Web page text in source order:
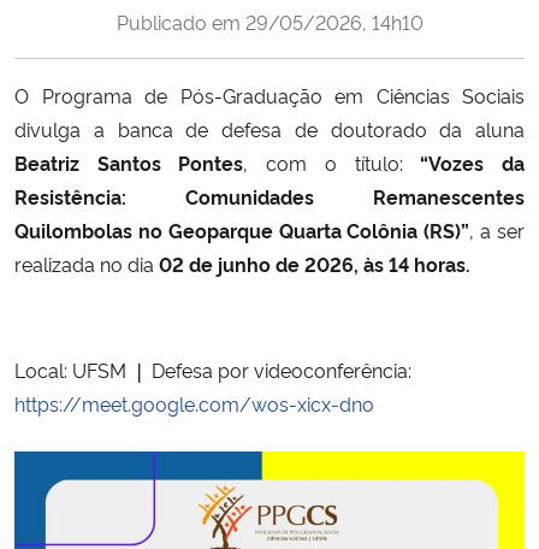
Ministério da Cidadania
Ministério de Minas e Energia
Ministério da Ciência, Tecnologia, Inovações e Comunicações
Ministério do Meio Ambiente
Ministério do Desenvolvimento Regional
Ministério da Mulher, da Família e dos Direitos Humanos
Publicado em 29/05/2026, 14h10
O Programa de Pós-Graduação em Ciências Sociais
divulga a banca de defesa de doutorado da aluna
Beatriz Santos Pontes, com o título: “Vozes da
Resistência: Comunidades Remanescentes
Quilombolas no Geoparque Quarta Colônia (RS)”, a ser
realizada no dia 02 de junho de 2026, às 14 horas.
Local: UFSM ❘ Defesa por videoconferência:
https://meet.google.com/wos-xicx-dno